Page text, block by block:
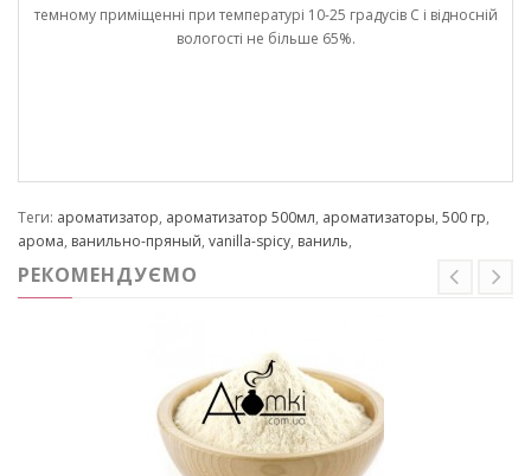
темному приміщенні при температурі 10-25 градусів С і відносній
вологості не більше 65%.
Теги: ароматизатор, ароматизатор 500мл, ароматизаторы, 500 гр,
арома, ванильно-пряный, vanilla-spicy, ваниль,
РЕКОМЕНДУЄМО